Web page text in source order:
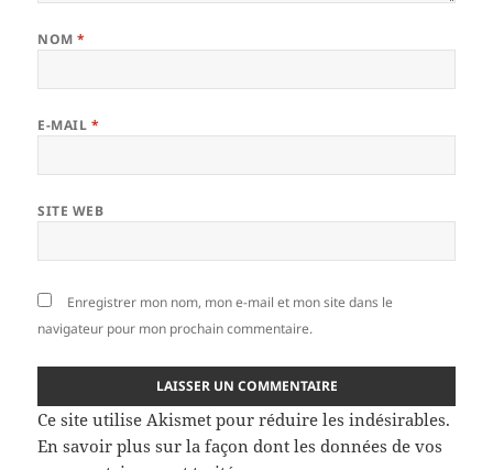
NOM*
E-MAIL *
SITE WEB
Enregistrer mon nom, mon e-mail et mon site dans le
navigateur pour mon prochain commentaire.
Ce site utilise Akismet pour réduire les indésirables.
En savoir plus sur la façon dont les données de vos